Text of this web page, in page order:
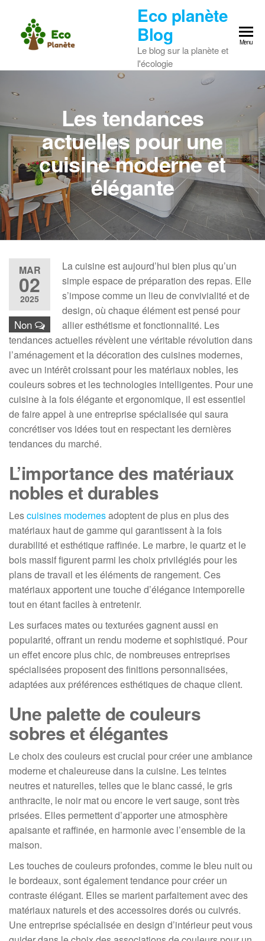
content
Eco planète
Blog
Le blog sur la planète et
l'écologie
Menu
Les tendances
actuelles pour une
cuisine moderne et
élégante
MAR
02
2025
Non
La cuisine est aujourd’hui bien plus qu’un
simple espace de préparation des repas. Elle
s’impose comme un lieu de convivialité et de
design, où chaque élément est pensé pour
allier esthétisme et fonctionnalité. Les
tendances actuelles révèlent une véritable révolution dans
l’aménagement et la décoration des cuisines modernes,
avec un intérêt croissant pour les matériaux nobles, les
couleurs sobres et les technologies intelligentes. Pour une
cuisine à la fois élégante et ergonomique, il est essentiel
de faire appel à une entreprise spécialisée qui saura
concrétiser vos idées tout en respectant les dernières
tendances du marché.
L’importance des matériaux
nobles et durables
Lescuisines modernesadoptent de plus en plus des
matériaux haut de gamme qui garantissent à la fois
durabilité et esthétique raffinée. Le marbre, le quartz et le
bois massif figurent parmi les choix privilégiés pour les
plans de travail et les éléments de rangement. Ces
matériaux apportent une touche d’élégance intemporelle
tout en étant faciles à entretenir.
Les surfaces mates ou texturées gagnent aussi en
popularité, offrant un rendu moderne et sophistiqué. Pour
un effet encore plus chic, de nombreuses entreprises
spécialisées proposent des finitions personnalisées,
adaptées aux préférences esthétiques de chaque client.
Une palette de couleurs
sobres et élégantes
Le choix des couleurs est crucial pour créer une ambiance
moderne et chaleureuse dans la cuisine. Les teintes
neutres et naturelles, telles que le blanc cassé, le gris
anthracite, le noir mat ou encore le vert sauge, sont très
prisées. Elles permettent d’apporter une atmosphère
apaisante et raffinée, en harmonie avec l’ensemble de la
maison.
Les touches de couleurs profondes, comme le bleu nuit ou
le bordeaux, sont également tendance pour créer un
contraste élégant. Elles se marient parfaitement avec des
matériaux naturels et des accessoires dorés ou cuivrés.
Une entreprise spécialisée en design d’intérieur peut vous